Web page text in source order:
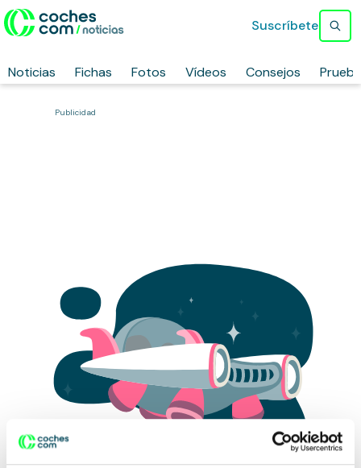
Noticias Fichas Fotos Vídeos Consejos
Suscríbete
Publicidad